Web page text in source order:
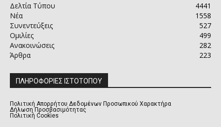
Δελτία Τύπου
4441
Νέα
1558
Συνεντεύξεις
527
Ομιλίες
499
Ανακοινώσεις
282
Άρθρα
223
ΠΛΗΡΟΦΟΡΙΕΣ ΙΣΤΟΤΟΠΟΥ
Πολιτική Απορρήτου Δεδομένων Προσωπικού Χαρακτήρα
Δήλωση Προσβασιμότητας
Πολιτική Cookies